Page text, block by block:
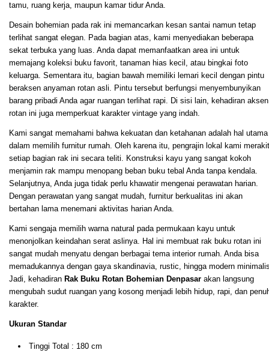
tamu, ruang kerja, maupun kamar tidur Anda.
Desain bohemian pada rak ini memancarkan kesan santai namun tetap
terlihat sangat elegan. Pada bagian atas, kami menyediakan beberapa
sekat terbuka yang luas. Anda dapat memanfaatkan area ini untuk
memajang koleksi buku favorit, tanaman hias kecil, atau bingkai foto
keluarga. Sementara itu, bagian bawah memiliki lemari kecil dengan pintu
beraksen anyaman rotan asli. Pintu tersebut berfungsi menyembunyikan
barang pribadi Anda agar ruangan terlihat rapi. Di sisi lain, kehadiran aksen
rotan ini juga memperkuat karakter vintage yang indah.
Kami sangat memahami bahwa kekuatan dan ketahanan adalah hal utama
dalam memilih furnitur rumah. Oleh karena itu, pengrajin lokal kami merakit
setiap bagian rak ini secara teliti. Konstruksi kayu yang sangat kokoh
menjamin rak mampu menopang beban buku tebal Anda tanpa kendala.
Selanjutnya, Anda juga tidak perlu khawatir mengenai perawatan harian.
Dengan perawatan yang sangat mudah, furnitur berkualitas ini akan
bertahan lama menemani aktivitas harian Anda.
Kami sengaja memilih warna natural pada permukaan kayu untuk
menonjolkan keindahan serat aslinya. Hal ini membuat rak buku rotan ini
sangat mudah menyatu dengan berbagai tema interior rumah. Anda bisa
memadukannya dengan gaya skandinavia, rustic, hingga modern
Jadi, kehadiran Rak Buku Rotan Bohemian Denpasar akan langsung
mengubah sudut ruangan yang kosong menjadi lebih hidup, rapi, dan
karakter.
Ukuran Standar
Tinggi Total : 180 cm